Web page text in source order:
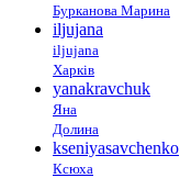
Бурканова Марина
iljujana
iljujana
Харків
yanakravchuk
Яна
Долина
kseniyasavchenko
Ксюха